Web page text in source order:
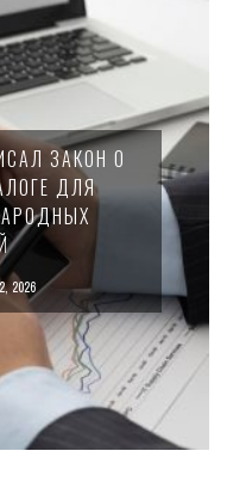
ЗАКОН О
ДЛЯ
2026